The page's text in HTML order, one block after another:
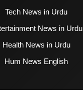
Tech News in Urdu
News in Urdu
Health News in Urdu
Hum News English